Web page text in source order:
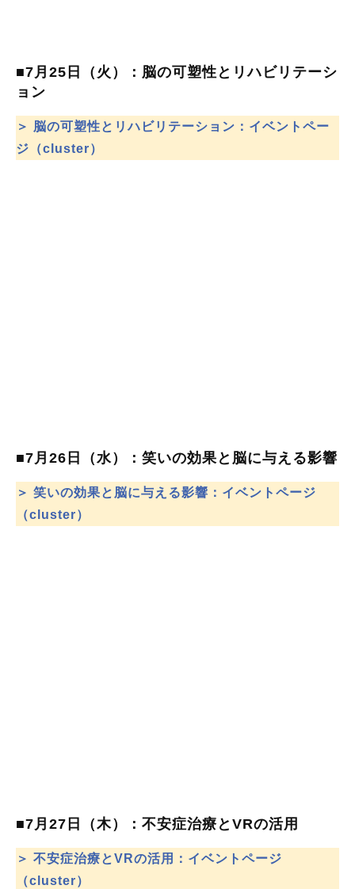
■7月25日（火）：脳の可塑性とリハビリテーシ
ョン
＞ 脳の可塑性とリハビリテーション：イベントペー
ジ（cluster）
■7月26日（水）：笑いの効果と脳に与える影響
＞ 笑いの効果と脳に与える影響：イベントページ
（cluster）
■7月27日（木）：不安症治療とVRの活用
＞ 不安症治療とVRの活用：イベントページ
（cluster）